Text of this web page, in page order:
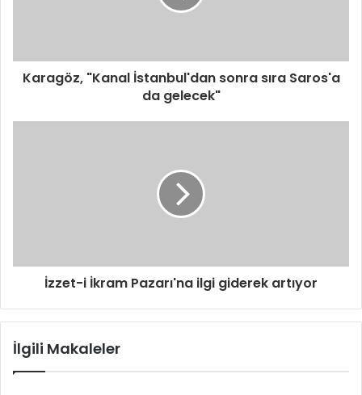
Karagöz, "Kanal İstanbul'dan sonra sıra Saros'a
da gelecek"
İzzet-i İkram Pazarı'na ilgi giderek artıyor
İlgili Makaleler